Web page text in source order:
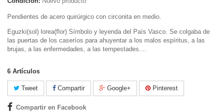
Pendientes de acero quirúrgico con circonita en medio.
Eguzki(sol) lorea(flor) Símbolo y leyenda del País Vasco. Se colgaba de
las puertas de los caseríos para ahuyentar a los malos espíritus, a las
brujas, a las enfermedades, a las tempestades....
6 Artículos
Tweet Compartir Google+ Pinterest
Compartir en Facebook